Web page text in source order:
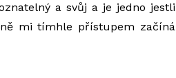
a svůj a je jedno jestli
mi tímhle přístupem začíná